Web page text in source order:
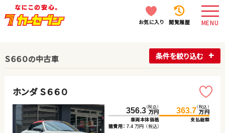
お気に入り 閲覧履歴 MENU
Ｓ６６０の中古車 条件を絞り込む
ホンダ Ｓ６６０
356.3（税込）
万円
車両本体価格
363.7（税込）
万円
支払総額
諸費用： 7.4 万円 （税込）